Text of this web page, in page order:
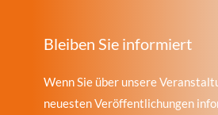
Bleiben Sie informiert
Wenn Sie über unsere
neuesten Veröffentlichungen